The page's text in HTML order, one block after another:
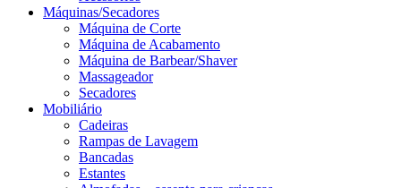
Máquinas/Secadores
Máquina de Corte
Máquina de Acabamento
Máquina de Barbear/Shaver
Massageador
Secadores
Mobiliário
Cadeiras
Rampas de Lavagem
Bancadas
Estantes